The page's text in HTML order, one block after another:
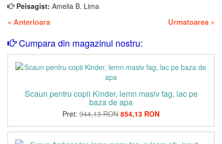
Peisagist: Amelia B. Lima
« Anterioara Urmatoarea »
Cumpara din magazinul nostru:
Scaun pentru copii Kinder, lemn masiv fag, lac pe
baza de apa
Pret: 944,13 RON 854,13 RON